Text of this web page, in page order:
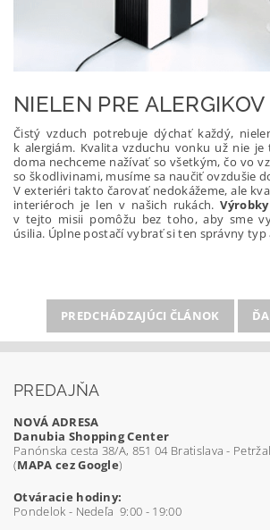
NIELEN PRE ALERGIKOV
Čistý vzduch potrebuje dýchať každý,
k alergiám. Kvalita vzduchu vonku už nie
doma nechceme nažívať so všetkým, čo vo
so škodlivinami, musíme sa naučiť ovzdušie
V exteriéri takto čarovať nedokážeme, ale
interiéroch je len v našich rukách.
v tejto misii pomôžu bez toho, aby sme
úsilia. Úplne postačí vybrať si ten správny typ
PREDCHÁDZAJÚCI ČLÁNOK
PREDAJŇA
NOVÁ ADRESA
Danubia Shopping Center
Panónska cesta 38/A, 851 04 Bratislava -
(MAPA cez Google)
Otváracie hodiny:
Pondelok - Nedeľa 9:00 - 19:00